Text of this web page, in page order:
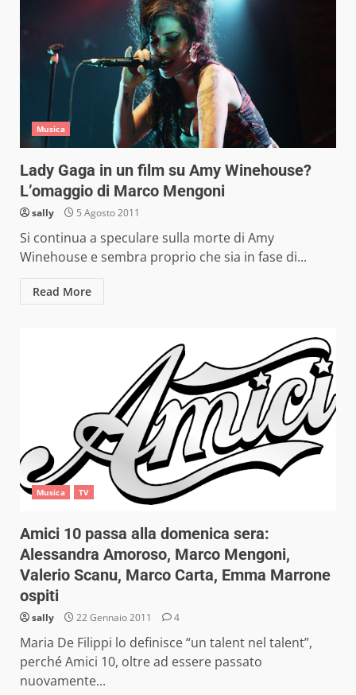
Musica
Lady Gaga in un film su Amy Winehouse?
L’omaggio di Marco Mengoni
sally 5 Agosto 2011
Si continua a speculare sulla morte di Amy
Winehouse e sembra proprio che sia in fase di...
Read More
Musica TV
Amici 10 passa alla domenica sera:
Alessandra Amoroso, Marco Mengoni,
Valerio Scanu, Marco Carta, Emma Marrone
ospiti
sally 22 Gennaio 2011 4
Maria De Filippi lo definisce “un talent nel talent”,
perché Amici 10, oltre ad essere passato
nuovamente...